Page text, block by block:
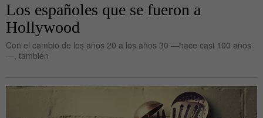
Los españoles que se fueron a
Hollywood
Con el cambio de los años 20 a los años 30 —hace casi 100 años
—, también